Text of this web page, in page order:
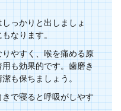
っかりと出しましょ
なります。
やすく、喉を痛める原
も効果的です。歯磨き
も保ちましょう。
で寝ると呼吸がしやす